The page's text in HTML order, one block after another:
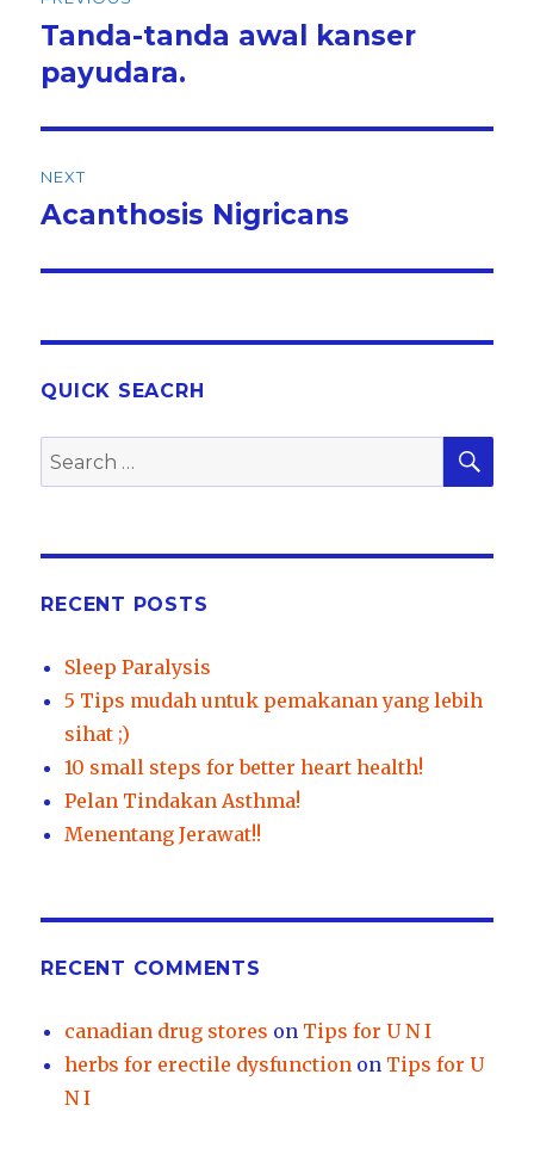
navigation
Previous
post:
Tanda-tanda awal kanser
payudara.
NEXT
Next
Acanthosis Nigricans
QUICK SEACRH
Search
for:
RECENT POSTS
Sleep Paralysis
5 Tips mudah untuk pemakanan yang lebih
sihat ;)
10 small steps for better heart health!
Pelan Tindakan Asthma!
Menentang Jerawat!!
RECENT COMMENTS
canadian drug stores on Tips for U N I
herbs for erectile dysfunction on Tips for U
N I